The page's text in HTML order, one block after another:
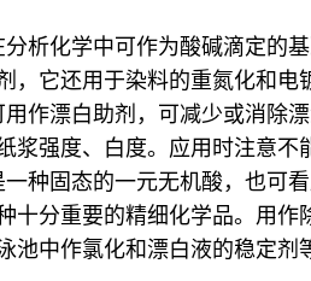
分析化学中可作为酸碱滴定的
，它还用于染料的重氮化和电
用作漂白助剂，可减少或消除
浆强度、白度。应用时注意不
一种固态的一元无机酸，也可
十分重要的精细化学品。用
池中作氯化和漂白液的稳定剂